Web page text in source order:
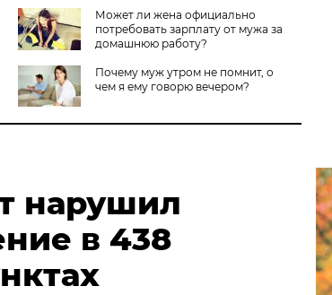
Может ли жена официально
потребовать зарплату от мужа за
домашнюю работу?
Почему муж утром не помнит, о
чем я ему говорю вечером?
нарушил
в 438